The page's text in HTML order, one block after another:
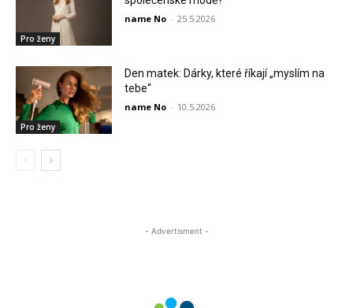
Pro ženy
name No - 25.5.2026
Pro ženy
Den matek: Dárky, které říkají „myslím na
tebe“
name No - 10.5.2026
- Advertisment -